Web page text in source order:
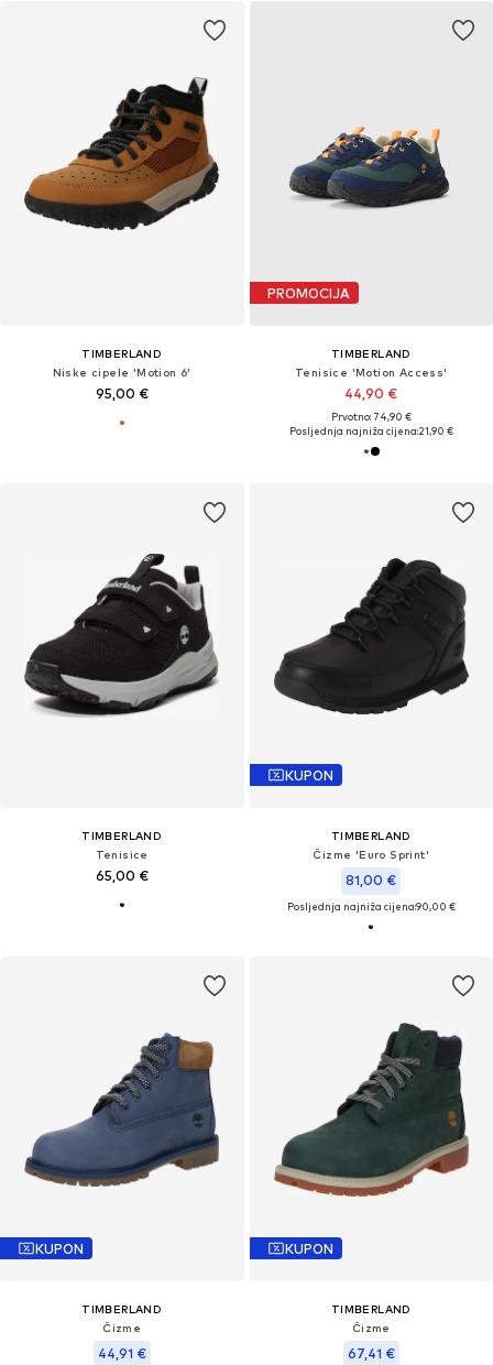
TIMBERLAND
Niske cipele 'Motion 6'
95,00 €
PROMOCIJA
TIMBERLAND
Tenisice 'Motion Access'
44,90 €
Prvotno: 74,90 €
Posljednja najniža cijena:21,90 €
TIMBERLAND
Tenisice
65,00 €
KUPON
TIMBERLAND
Čizme 'Euro Sprint'
81,00 €
Posljednja najniža cijena:90,00 €
KUPON
TIMBERLAND
Čizme
44,91 €
KUPON
TIMBERLAND
Čizme
67,41 €